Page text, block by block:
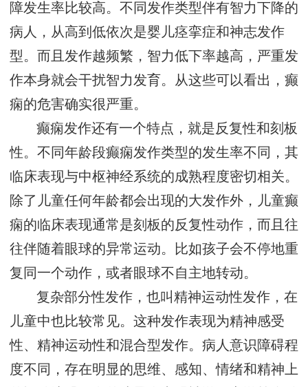
障发生率比较高。不同发作类型伴有智力下降的
病人，从高到低依次是婴儿痉挛症和神志发作
型。而且发作越频繁，智力低下率越高，严重发
作本身就会干扰智力发育。从这些可以看出，癫
痫的危害确实很严重。
癫痫发作还有一个特点，就是反复性和刻板
性。不同年龄段癫痫发作类型的发生率不同，其
临床表现与中枢神经系统的成熟程度密切相关。
除了儿童任何年龄都会出现的大发作外，儿童癫
痫的临床表现通常是刻板的反复性动作，而且往
往伴随着眼球的异常运动。比如孩子会不停地重
复同一个动作，或者眼球不自主地转动。
复杂部分性发作，也叫精神运动性发作，在
儿童中也比较常见。这种发作表现为精神感受
性、精神运动性和混合型发作。病人意识障碍程
度不同，存在明显的思维、感知、情绪和精神上